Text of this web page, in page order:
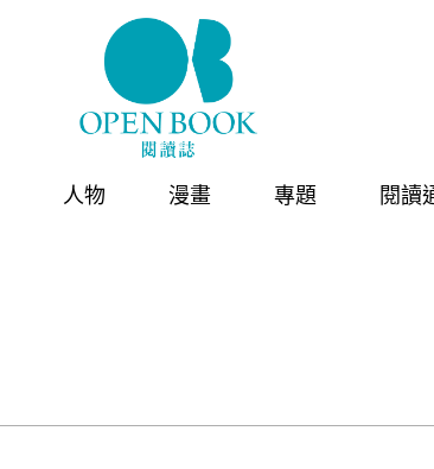
人物 漫畫 專題 閱讀